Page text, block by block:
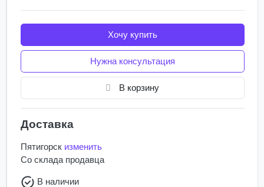
Хочу купить
Нужна консультация
В корзину
Доставка
Пятигорск изменить
Со склада продавца
В наличии